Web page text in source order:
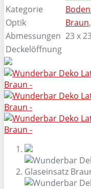
Kategorie
Optik
Braun,
Abmessungen 23 x
Deckelöffnung